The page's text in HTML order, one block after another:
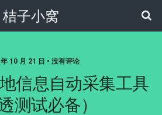
桔子小窝
10 月 21 日 • 没有评论
信息自动采集工具
测试必备）